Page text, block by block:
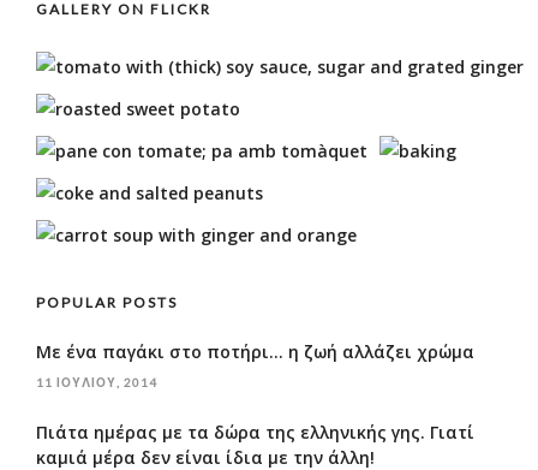
GALLERY ON FLICKR
POPULAR POSTS
Με ένα παγάκι στο ποτήρι… η ζωή αλλάζει χρώμα
11 ΙΟΥΛΊΟΥ, 2014
Πιάτα ημέρας με τα δώρα της ελληνικής γης. Γιατί
καμιά μέρα δεν είναι ίδια με την άλλη!